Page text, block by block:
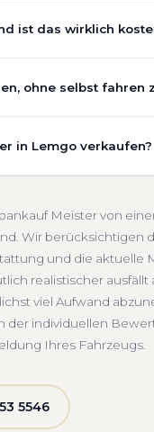
Ihres
Getriebeschaden Faire
ist das wirklich
und die
Seriöse
ohne selbst fahren
Ihrer Wahl in
in Lemgo verkaufen?
Service von der
Westfalen
Meister von
Wir berücksichtigen
und die aktuelle
realistischer ausfällt
viel Aufwand
der individuellen
Ihres Fahrzeugs.
5546